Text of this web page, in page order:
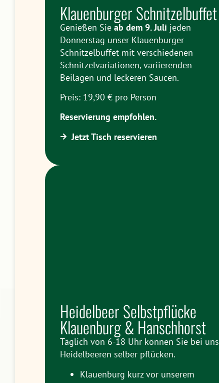
Klauenburger Schnitzelbuffet
Genießen Sie ab dem 9. Juli jeden
Donnerstag unser Klauenburger
Schnitzelbuffet mit verschiedenen
Schnitzelvariationen, variierenden
Beilagen und leckeren Saucen.
Preis: 19,90 € pro Person
Reservierung empfohlen.
Jetzt Tisch reservieren
Heidelbeer Selbstpflücke
Klauenburg & Hanschhorst
Täglich von 6-18 Uhr können Sie bei uns
Heidelbeeren selber pflücken.
Klauenburg kurz vor unserem